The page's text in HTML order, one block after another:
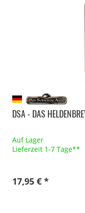
DSA - DAS
Auf Lager
Lieferzeit 1-7 Tage**
17,95 € *